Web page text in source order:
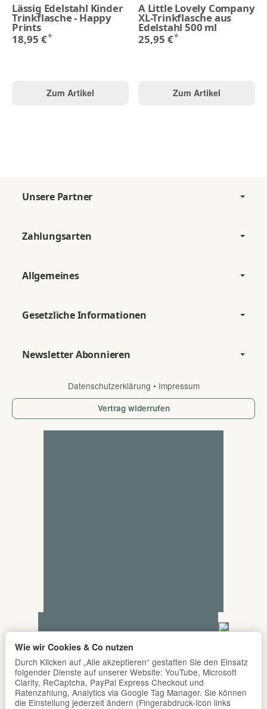
Lässig Edelstahl Kinder
Trinkflasche - Happy
Prints
18,95 €*
Zum Artikel
A Little Lovely Company
XL-Trinkflasche aus
Edelstahl 500 ml
25,95 €*
Zum Artikel
Unsere Partner
Zahlungsarten
Allgemeines
Gesetzliche Informationen
Newsletter Abonnieren
Datenschutzerklärung • Impressum
Vertrag widerrufen
Wie wir Cookies & Co nutzen
Durch Klicken auf „Alle akzeptieren“ gestatten Sie den Einsatz
folgender Dienste auf unserer Website: YouTube, Microsoft
Clarity, ReCaptcha, PayPal Express Checkout und
Ratenzahlung, Analytics via Google Tag Manager. Sie können
die Einstellung jederzeit ändern (Fingerabdruck-Icon links